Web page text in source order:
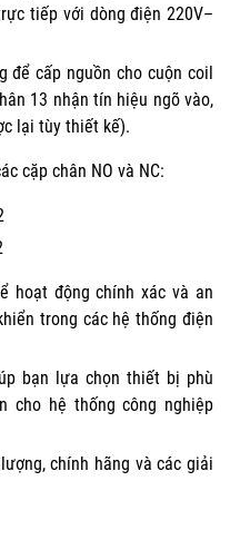
tiếp với dòng điện 220V–
để cấp nguồn cho cuộn coil
13 nhận tín hiệu ngõ vào,
lại tùy thiết kế).
cặp chân NO và NC:
hoạt động chính xác và an
trong các hệ thống điện
bạn lựa chọn thiết bị phù
cho hệ thống công nghiệp
chính hãng và các giải